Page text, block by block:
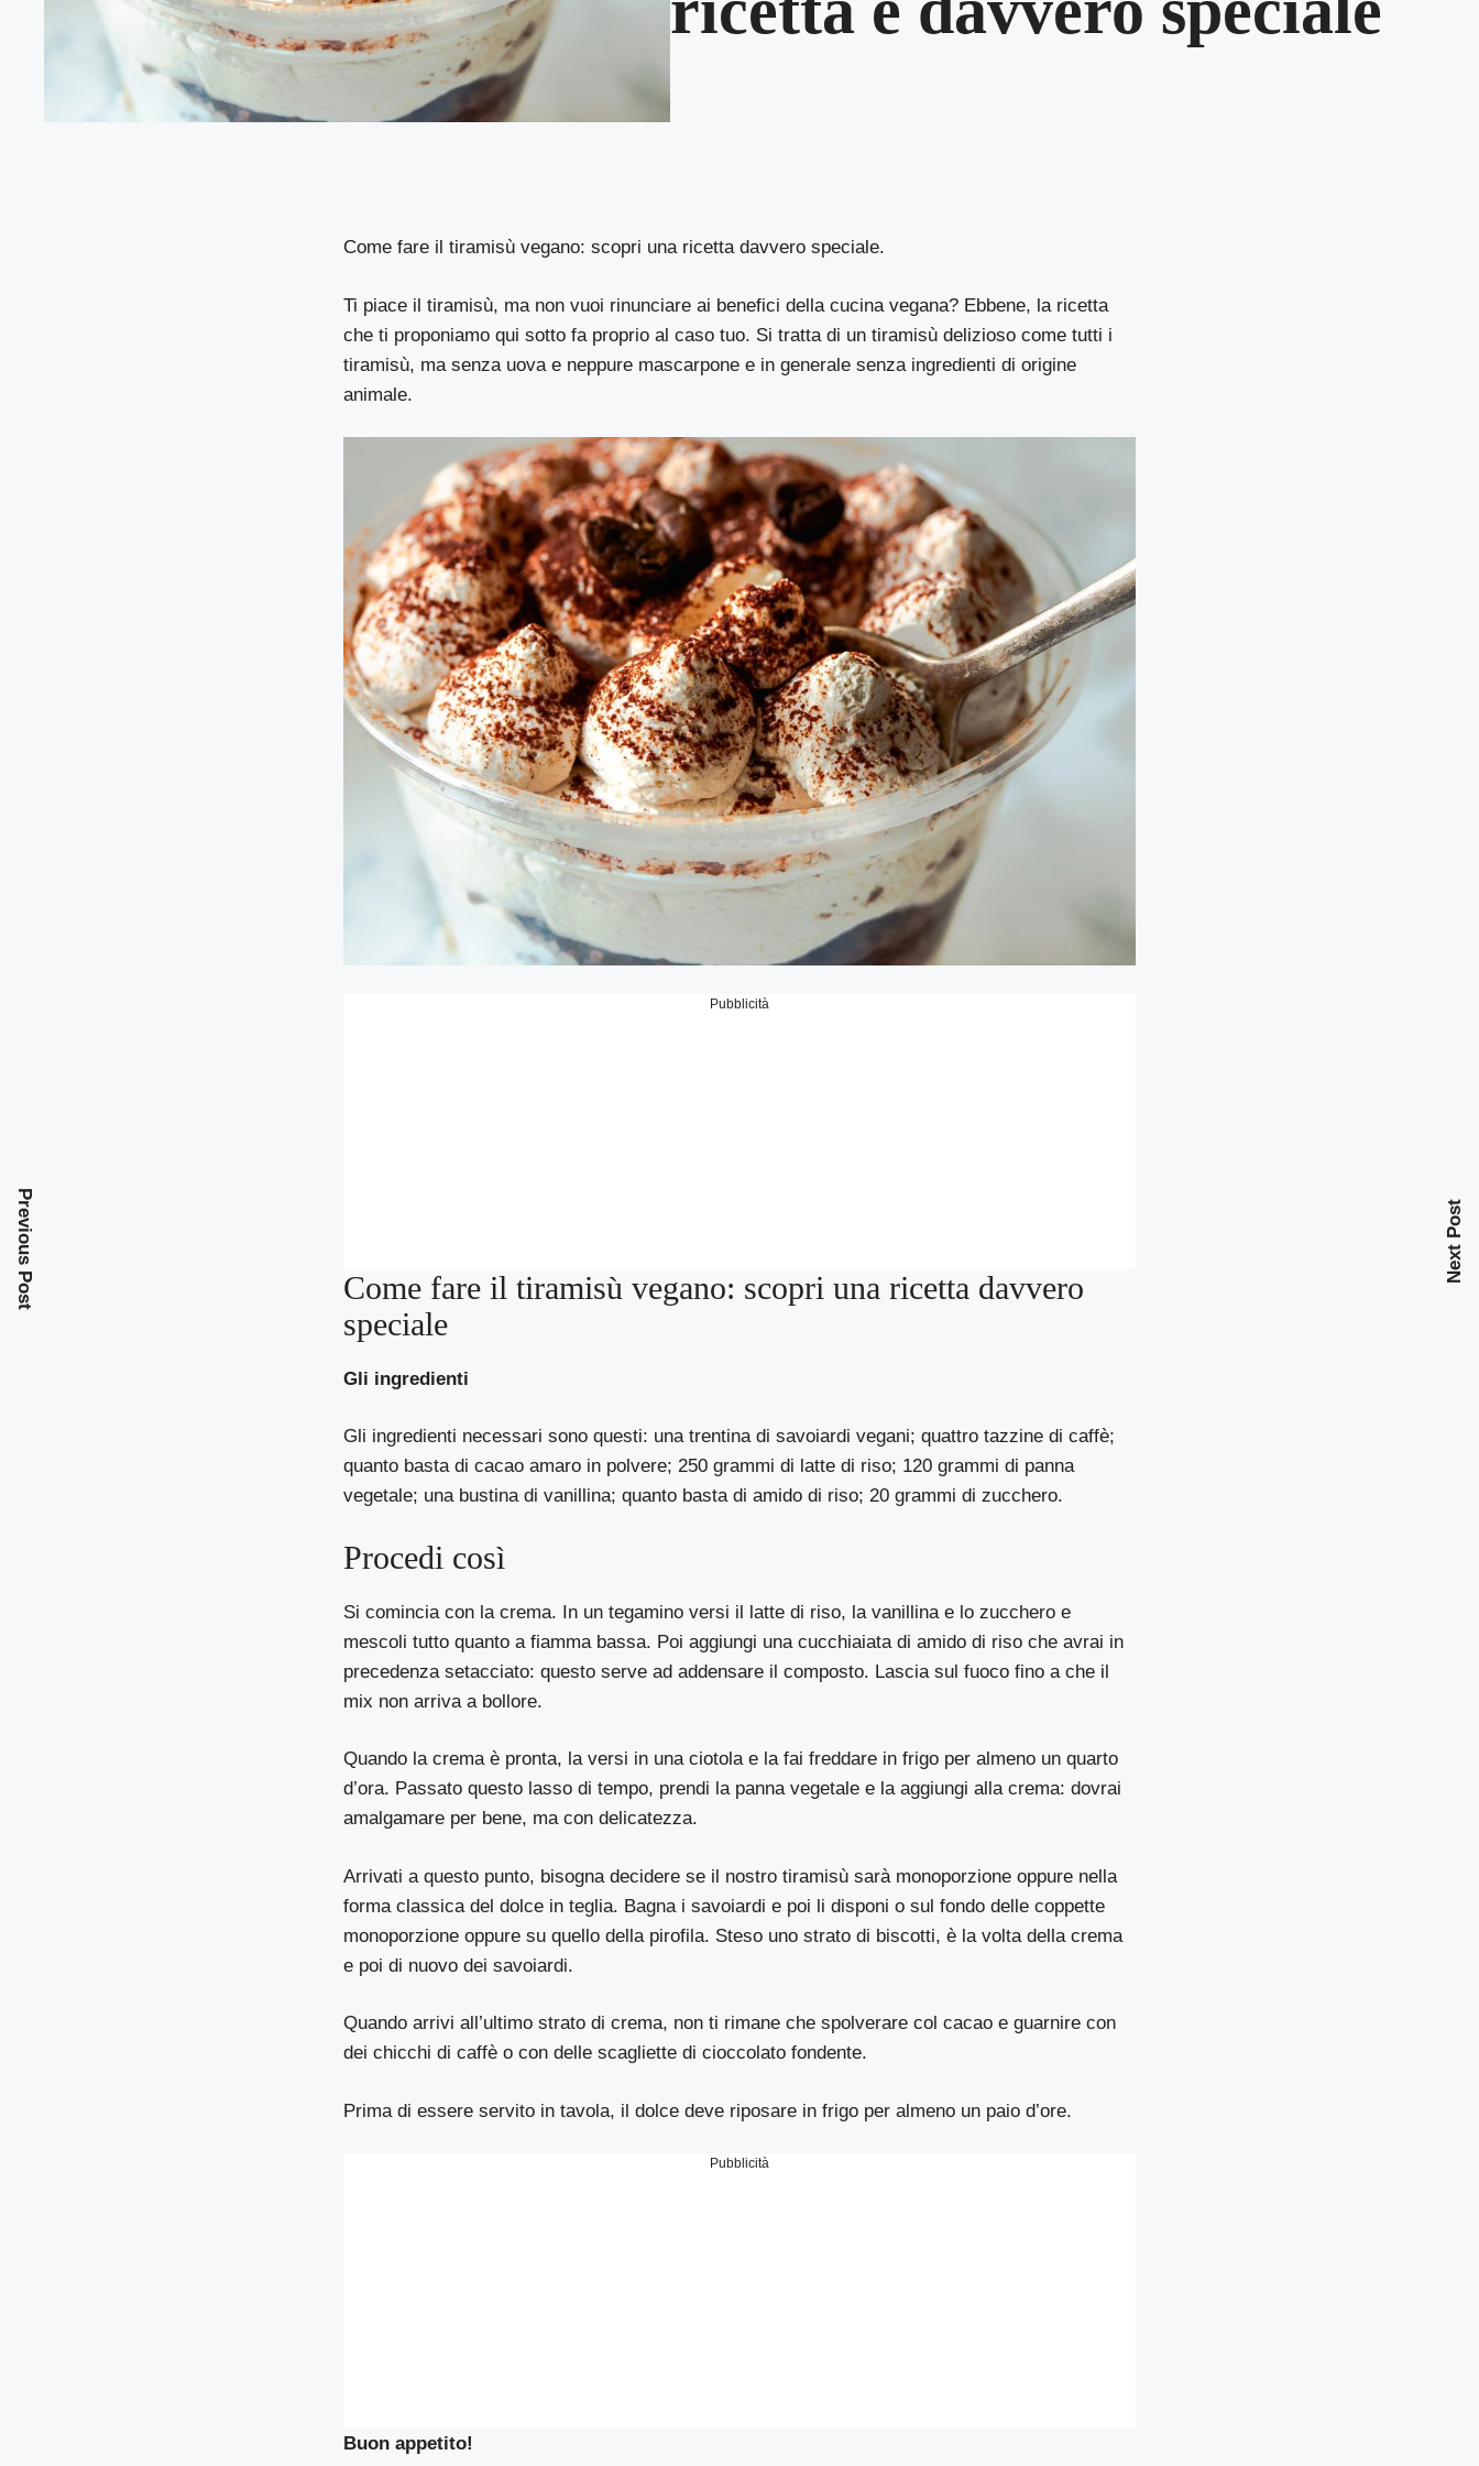
Come fare il tiramisù vegano: scopri una ricetta davvero speciale.
Ti piace il tiramisù, ma non vuoi rinunciare ai benefici della cucina vegana? Ebbene, la ricetta
che ti proponiamo qui sotto fa proprio al caso tuo. Si tratta di un tiramisù delizioso come tutti i
tiramisù, ma senza uova e neppure mascarpone e in generale senza ingredienti di origine
animale.
Pubblicità
Come fare il tiramisù vegano: scopri una ricetta davvero
speciale
Gli ingredienti
Gli ingredienti necessari sono questi: una trentina di savoiardi vegani; quattro tazzine di caffè;
quanto basta di cacao amaro in polvere; 250 grammi di latte di riso; 120 grammi di panna
vegetale; una bustina di vanillina; quanto basta di amido di riso; 20 grammi di zucchero.
Procedi così
Si comincia con la crema. In un tegamino versi il latte di riso, la vanillina e lo zucchero e
mescoli tutto quanto a fiamma bassa. Poi aggiungi una cucchiaiata di amido di riso che avrai in
precedenza setacciato: questo serve ad addensare il composto. Lascia sul fuoco fino a che il
mix non arriva a bollore.
Quando la crema è pronta, la versi in una ciotola e la fai freddare in frigo per almeno un quarto
d’ora. Passato questo lasso di tempo, prendi la panna vegetale e la aggiungi alla crema: dovrai
amalgamare per bene, ma con delicatezza.
Arrivati a questo punto, bisogna decidere se il nostro tiramisù sarà monoporzione oppure nella
forma classica del dolce in teglia. Bagna i savoiardi e poi li disponi o sul fondo delle coppette
monoporzione oppure su quello della pirofila. Steso uno strato di biscotti, è la volta della crema
e poi di nuovo dei savoiardi.
Quando arrivi all’ultimo strato di crema, non ti rimane che spolverare col cacao e guarnire con
dei chicchi di caffè o con delle scagliette di cioccolato fondente.
Prima di essere servito in tavola, il dolce deve riposare in frigo per almeno un paio d’ore.
Pubblicità
Buon appetito!
Previous Post Next Post